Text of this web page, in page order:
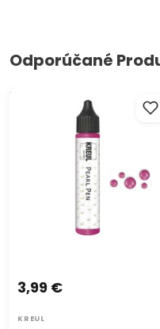
Odporúčané
Tekuté perly - PERLEN Pen
3,99 €
KREUL